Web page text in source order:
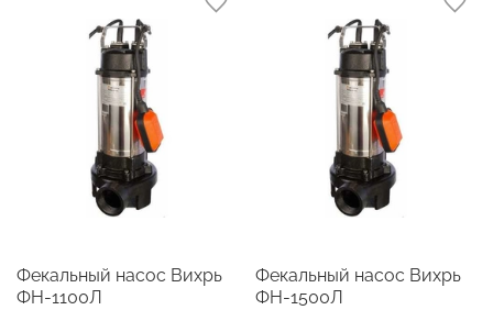
Фекальный насос Вихрь
ФН-1100Л
Фекальный насос Вихрь
ФН-1500Л